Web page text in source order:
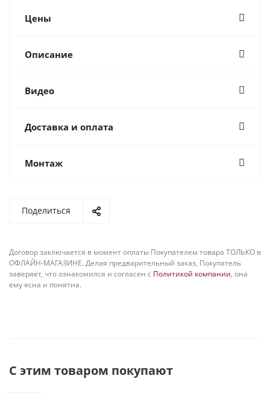
Цены
Описание
Видео
Доставка и оплата
Монтаж
Поделиться
Договор заключается в момент оплаты Покупателем товара ТОЛЬКО в
ОФЛАЙН-МАГАЗИНЕ. Делая предварительный заказ, Покупатель
заверяет, что ознакомился и согласен с Политикой компании, она
ему ясна и понятна.
С этим товаром покупают